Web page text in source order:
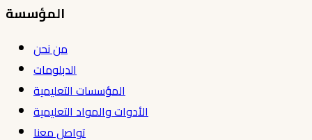
المؤسسة
من نحن
الدبلومات
المؤسسات التعليمية
الأدوات والمواد التعليمية
تواصل معنا